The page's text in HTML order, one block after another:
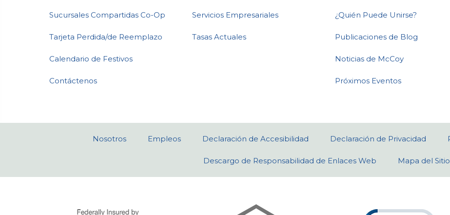
Sucursales Compartidas Co-Op
Tarjeta Perdida/de Reemplazo
Calendario de Festivos
Contáctenos
Servicios Empresariales
Tasas Actuales
¿Quién Puede Unirse?
Publicaciones de Blog
Noticias de McCoy
Próximos Eventos
Nosotros Empleos Declaración de Accesibilidad Declaración de Privacidad
Descargo de Responsabilidad de Enlaces Web Mapa del Sitio